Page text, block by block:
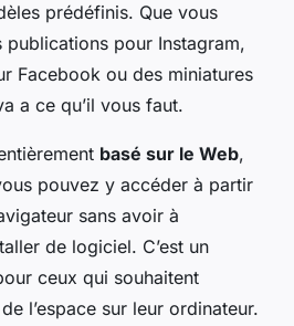
prédéfinis. Que vous
publications pour Instagram,
Facebook ou des miniatures
a ce qu’il vous faut.
basé sur le Web,
pouvez y accéder à partir
sans avoir à
de logiciel. C’est un
ceux qui souhaitent
l’espace sur leur ordinateur.